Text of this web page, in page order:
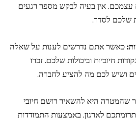
עצמכם. אין בעיה לבקש מספר רגעים
שלכם לסדר.
כאשר אתם נדרשים לענות על שאלה
חיוביות וביכולות שלכם. זכרו
ושיש לכם מה להציע לחברה.
שהמטרה היא להשאיר רושם חיובי
לארגון. באמצעות התמודדות